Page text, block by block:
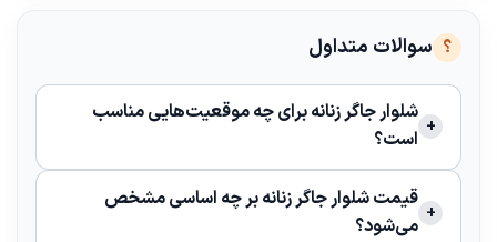
سوالات متداول
شلوار جاگر زنانه برای چه موقعیت‌هایی مناسب
است؟
قیمت شلوار جاگر زنانه بر چه اساسی مشخص
می‌شود؟